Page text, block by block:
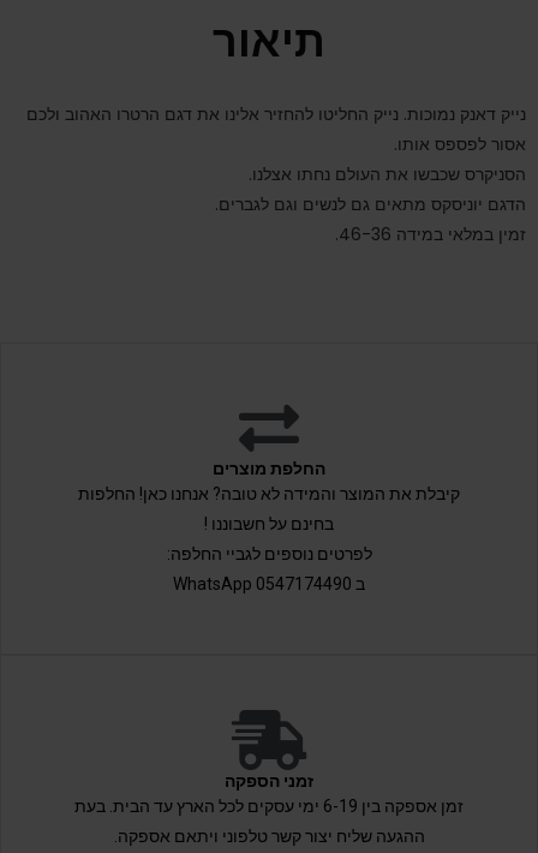
תיאור
נייק דאנק נמוכות. נייק החליטו להחזיר אלינו את דגם הרטרו האהוב ולכם
אסור לפספס אותו.
הסניקרס שכבשו את העולם נחתו אצלנו.
הדגם יוניסקס מתאים גם לנשים וגם לגברים.
זמין במלאי במידה 46-36.
החלפת מוצרים
קיבלת את המוצר והמידה לא טובה? אנחנו כאן! החלפות
בחינם על חשבוננו !
לפרטים נוספים לגביי החלפה:
ב 0547174490 WhatsApp
זמני הספקה
זמן אספקה בין 6-19 ימי עסקים לכל הארץ עד הבית. בעת
ההגעה שליח יצור קשר טלפוני ויתאם אספקה.